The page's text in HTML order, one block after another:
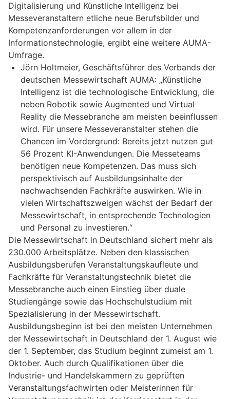
Digitalisierung und Künstliche Intelligenz bei
Messeveranstaltern etliche neue Berufsbilder und
Kompetenzanforderungen vor allem in der
Informationstechnologie, ergibt eine weitere AUMA-
Umfrage.
Jörn Holtmeier, Geschäftsführer des Verbands der
deutschen Messewirtschaft AUMA: „Künstliche
Intelligenz ist die technologische Entwicklung, die
neben Robotik sowie Augmented und Virtual
Reality die Messebranche am meisten beeinflussen
wird. Für unsere Messeveranstalter stehen die
Chancen im Vordergrund: Bereits jetzt nutzen gut
56 Prozent KI-Anwendungen. Die Messeteams
benötigen neue Kompetenzen. Das muss sich
perspektivisch auf Ausbildungsinhalte der
nachwachsenden Fachkräfte auswirken. Wie in
vielen Wirtschaftszweigen wächst der Bedarf der
Messewirtschaft, in entsprechende Technologien
und Personal zu investieren.“
Die Messewirtschaft in Deutschland sichert mehr als
230.000 Arbeitsplätze. Neben den klassischen
Ausbildungsberufen Veranstaltungskaufleute und
Fachkräfte für Veranstaltungstechnik bietet die
Messebranche auch einen Einstieg über duale
Studiengänge sowie das Hochschulstudium mit
Spezialisierung in der Messewirtschaft.
Ausbildungsbeginn ist bei den meisten Unternehmen
der Messewirtschaft in Deutschland der 1. August wie
der 1. September, das Studium beginnt zumeist am 1.
Oktober. Auch durch Qualifikationen über die
Industrie- und Handelskammern zu geprüften
Veranstaltungsfachwirten oder Meisterinnen für